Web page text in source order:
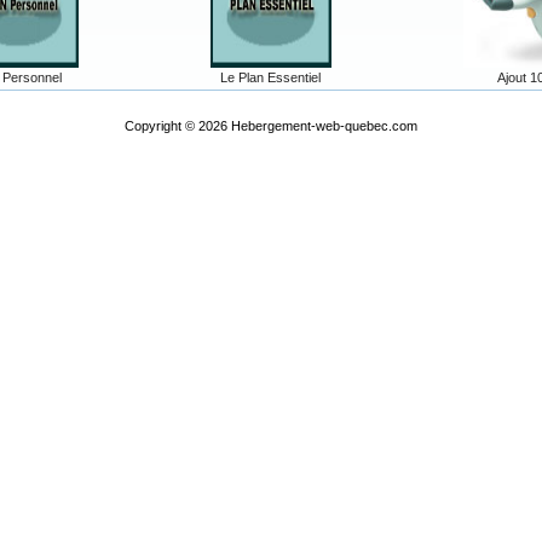
Personnel Le Plan Essentiel Ajout
Copyright © 2026 Hebergement-web-quebec.com